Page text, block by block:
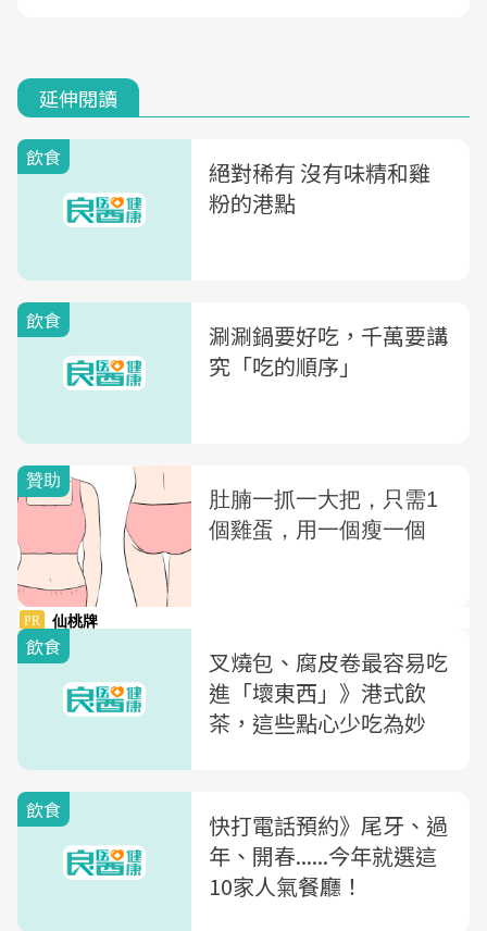
延伸閱讀
飲食
絕對稀有 沒有味精和雞
粉的港點
飲食
涮涮鍋要好吃，千萬要講
究「吃的順序」
飲食
叉燒包、腐皮卷最容易吃
進「壞東西」》港式飲
茶，這些點心少吃為妙
飲食
快打電話預約》尾牙、過
年、開春......今年就選這
10家人氣餐廳！